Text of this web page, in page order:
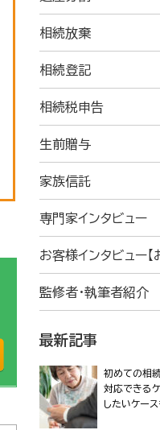
相続放棄
相続登記
相続税申告
生前贈与
家族信託
専門家インタビュー
お客様インタビュー【
監修者・執筆者紹介
最新記事
初めての相
対応できる
したいケー